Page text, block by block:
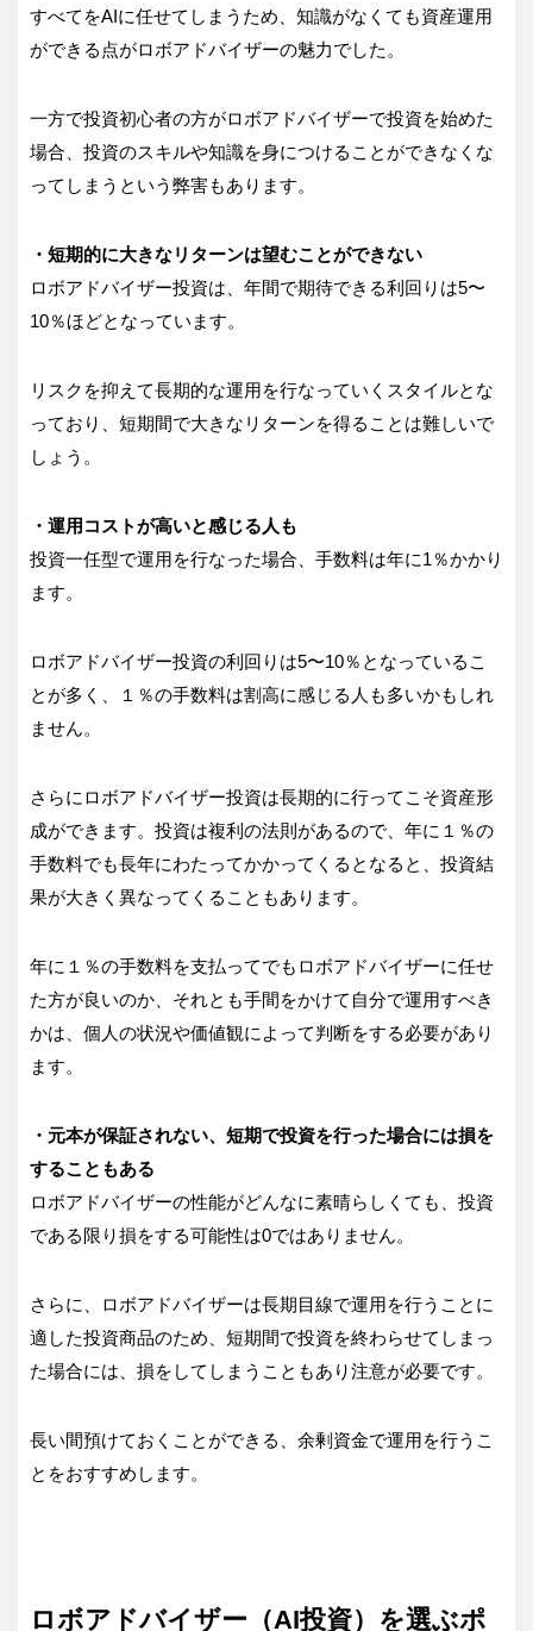
すべてをAIに任せてしまうため、知識がなくても資産運用
ができる点がロボアドバイザーの魅力でした。
一方で投資初心者の方がロボアドバイザーで投資を始めた
場合、投資のスキルや知識を身につけることができなくな
ってしまうという弊害もあります。
・短期的に大きなリターンは望むことができない
ロボアドバイザー投資は、年間で期待できる利回りは5〜
10％ほどとなっています。
リスクを抑えて長期的な運用を行なっていくスタイルとな
っており、短期間で大きなリターンを得ることは難しいで
しょう。
・運用コストが高いと感じる人も
投資一任型で運用を行なった場合、手数料は年に1％かかり
ます。
ロボアドバイザー投資の利回りは5〜10％となっているこ
とが多く、１％の手数料は割高に感じる人も多いかもしれ
ません。
さらにロボアドバイザー投資は長期的に行ってこそ資産形
成ができます。投資は複利の法則があるので、年に１％の
手数料でも長年にわたってかかってくるとなると、投資結
果が大きく異なってくることもあります。
年に１％の手数料を支払ってでもロボアドバイザーに任せ
た方が良いのか、それとも手間をかけて自分で運用すべき
かは、個人の状況や価値観によって判断をする必要があり
ます。
・元本が保証されない、短期で投資を行った場合には損を
することもある
ロボアドバイザーの性能がどんなに素晴らしくても、投資
である限り損をする可能性は0ではありません。
さらに、ロボアドバイザーは長期目線で運用を行うことに
適した投資商品のため、短期間で投資を終わらせてしまっ
た場合には、損をしてしまうこともあり注意が必要です。
長い間預けておくことができる、余剰資金で運用を行うこ
とをおすすめします。
ロボアドバイザー（AI投資）を選ぶポ